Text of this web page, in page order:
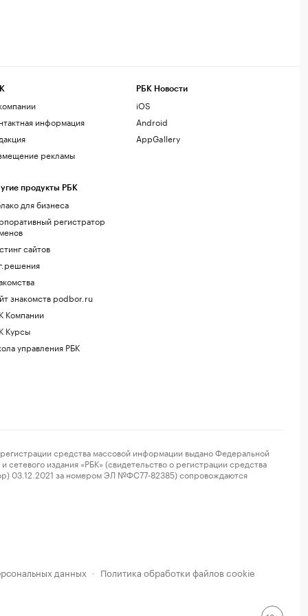
информация
рекламы
продукты РБК
для бизнеса
регистратор
сайтов
знакомств podbor.ru
Компании
Курсы
управления РБК
РБК Новости
iOS
Android
AppGallery
средства массовой информации выдано Федеральной
издания «РБК» (свидетельство о регистрации средства
03.12.2021 за номером ЭЛ №ФС77-82385) сопровождаются
данных · Политика обработки файлов cookie